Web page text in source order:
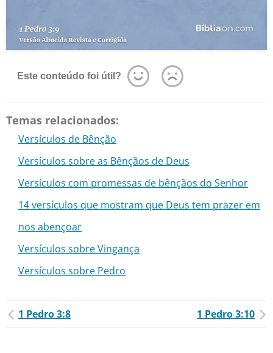
Este conteúdo foi útil?
Temas relacionados:
Versículos de Bênção
Versículos sobre as Bênçãos de Deus
Versículos com promessas de bênçãos do Senhor
14 versículos que mostram que Deus tem prazer em
nos abençoar
Versículos sobre Vingança
Versículos sobre Pedro
1 Pedro 3:8 1 Pedro 3:10